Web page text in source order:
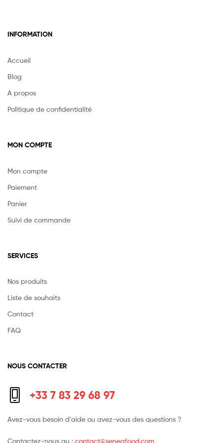
INFORMATION
Accueil
Blog
A propos
Politique de confidentialité
MON COMPTE
Mon compte
Paiement
Panier
Suivi de commande
SERVICES
Nos produits
Liste de souhaits
Contact
FAQ
NOUS CONTACTER
+33 7 83 29 68 97
Avez-vous besoin d'aide ou avez-vous des questions ?
Contactez-nous au : contact@seneafood.com